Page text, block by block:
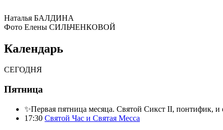
Наталья БАЛДИНА
Фото Елены СИЛЬЧЕНКОВОЙ
Календарь
СЕГОДНЯ
Пятница
✨Первая пятница месяца. Святой Сикст II, понтифик,
17:30 Святой Час и Святая Месса